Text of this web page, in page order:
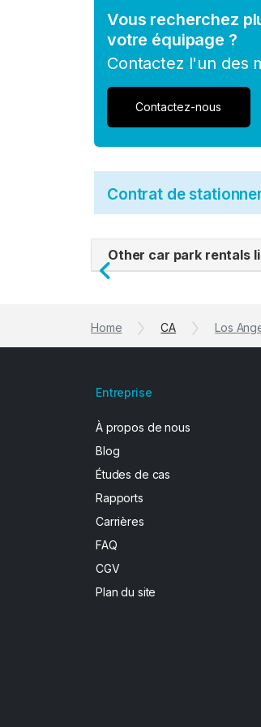
Vous recherchez
votre équipage ?
Contactez l'un des
Contactez-nous
Contrat de
Other car park rentals
Previous
Home CA Los
Entreprise
À propos de nous
Blog
Études de cas
Rapports
Carrières
FAQ
CGV
Plan du site